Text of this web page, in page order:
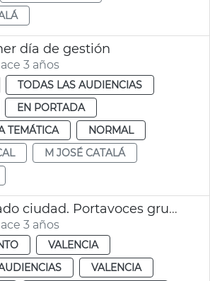
día de gestión
3 años
TODAS LAS AUDIENCIAS
EN PORTADA
TEMÁTICA
NORMAL
M JOSÉ CATALÁ
Debate estado ciudad. Portavoces grupos políticos
3 años
VALENCIA
VALENCIA